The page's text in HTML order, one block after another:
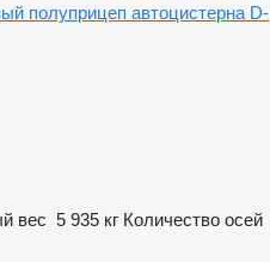
полуприцеп автоцистерна D-
вес 5 935 кг Количество осей